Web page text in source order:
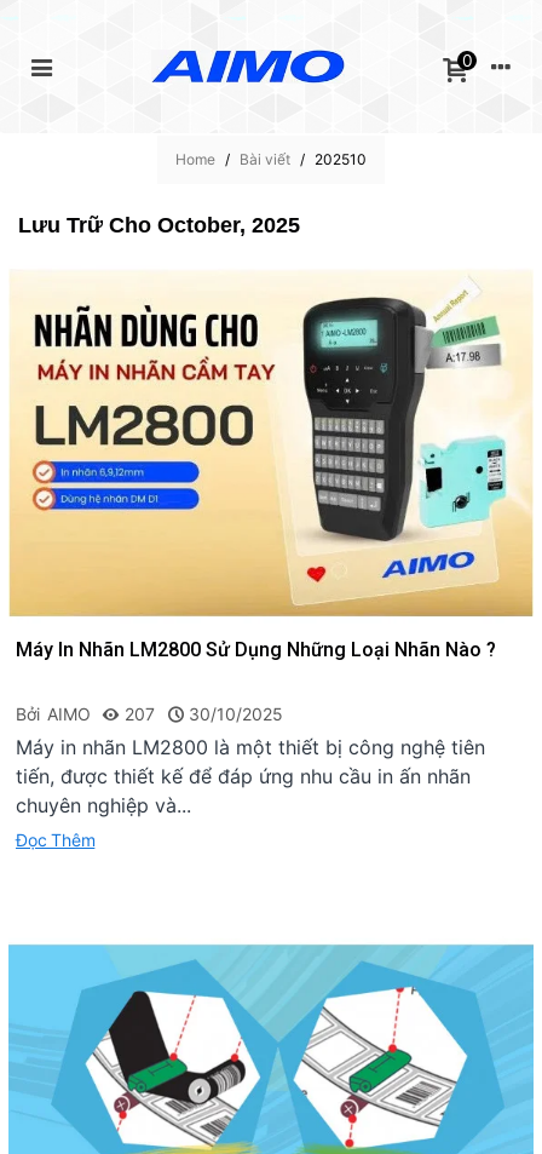
0
Home / Bài viết / 202510
Lưu Trữ Cho October, 2025
Máy In Nhãn LM2800 Sử Dụng Những Loại Nhãn Nào ?
Bởi AIMO 207 30/10/2025
Máy in nhãn LM2800 là một thiết bị công nghệ tiên
tiến, được thiết kế để đáp ứng nhu cầu in ấn nhãn
chuyên nghiệp và...
Đọc Thêm